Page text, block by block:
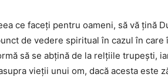
ce faceţi pentru oameni, să vă ţină
de vedere spiritual în cazul în care
să se abţină de la relţiile trupeşti,
vieţii unui om, dacă acesta este